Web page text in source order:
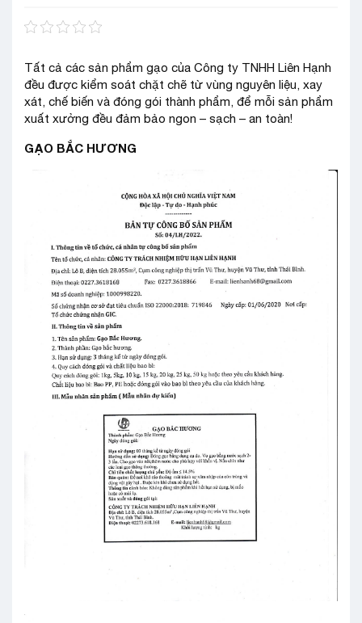
Tất cả các sản phẩm gạo của Công ty TNHH Liên Hạnh
đều được kiểm soát chặt chẽ từ vùng nguyên liệu, xay
xát, chế biến và đóng gói thành phẩm, để mỗi sản phẩm
xuất xưởng đều đảm bảo ngon – sạch – an toàn!
GẠO BẮC HƯƠNG